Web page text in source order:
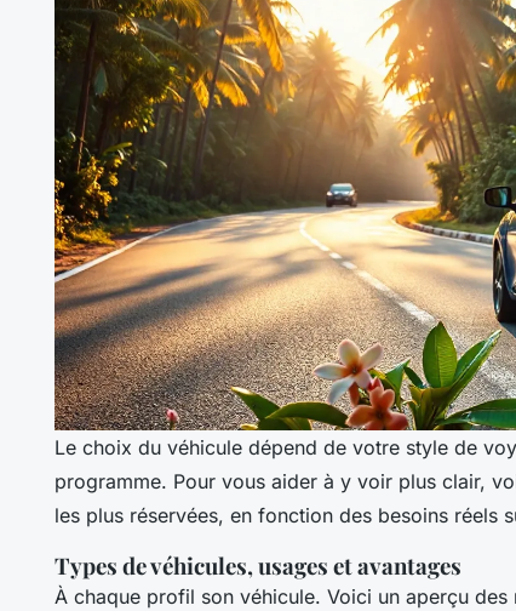
Le choix du véhicule dépend de votre style de
programme. Pour vous aider à y voir plus clair,
les plus réservées, en fonction des besoins réels
Types de véhicules, usages et avantages
À chaque profil son véhicule. Voici un aperçu